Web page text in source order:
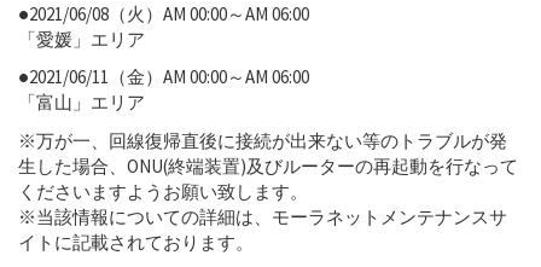
●2021/06/08（火）AM 00:00～AM 06:00
「愛媛」エリア
●2021/06/11（金）AM 00:00～AM 06:00
「富山」エリア
※万が一、回線復帰直後に接続が出来ない等のトラブルが発
生した場合、ONU(終端装置)及びルーターの再起動を行なって
くださいますようお願い致します。
※当該情報についての詳細は、モーラネットメンテナンスサ
イトに記載されております。